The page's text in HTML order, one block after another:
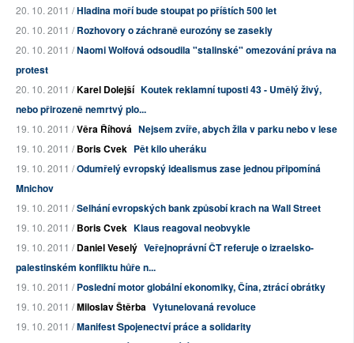
20. 10. 2011 /Hladina moří bude stoupat po příštích 500 let
20. 10. 2011 /Rozhovory o záchraně eurozóny se zasekly
20. 10. 2011 /Naomi Wolfová odsoudila "stalinské" omezování práva na
protest
20. 10. 2011 /Karel Dolejší Koutek reklamní tuposti 43 - Umělý živý,
nebo přirozeně nemrtvý plo...
19. 10. 2011 /Věra Říhová Nejsem zvíře, abych žila v parku nebo v lese
19. 10. 2011 /Boris Cvek Pět kilo uheráku
19. 10. 2011 /Odumřelý evropský idealismus zase jednou připomíná
Mnichov
19. 10. 2011 /Selhání evropských bank způsobí krach na Wall Street
19. 10. 2011 /Boris Cvek Klaus reagoval neobvykle
19. 10. 2011 /Daniel Veselý Veřejnoprávní ČT referuje o izraelsko-
palestinském konfliktu hůře n...
19. 10. 2011 /Poslední motor globální ekonomiky, Čína, ztrácí obrátky
19. 10. 2011 /Miloslav Štěrba Vytunelovaná revoluce
19. 10. 2011 /Manifest Spojenectví práce a solidarity